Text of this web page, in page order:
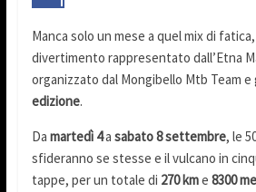
Manca solo un mese a quel mix di
divertimento rappresentato dall’Etna
organizzato dal Mongibello Mtb Team e
edizione.
Da martedì 4a sabato 8 settembre, le
sfideranno se stesse e il vulcano in
tappe, per un totale di 270 kme 8300